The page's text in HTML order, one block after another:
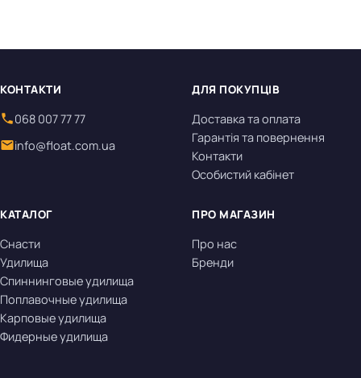
КОНТАКТИ
068 007 77 77
info@float.com.ua
ДЛЯ ПОКУПЦІВ
Доставка та оплата
Гарантія та повернення
Контакти
Особистий кабінет
КАТАЛОГ
Снасти
Удилища
Спиннинговые удилища
Поплавочные удилища
Карповые удилища
Фидерные удилища
ПРО МАГАЗИН
Про нас
Бренди